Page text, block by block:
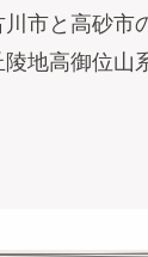
川市と高砂
陵地高御位山